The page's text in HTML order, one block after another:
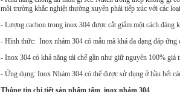
môi trường khắc nghiệt thường xuyên phải tiếp xúc với các
- Lượng cacbon trong inox 304 được cắt giảm một cách
- Hình thức: Inox nhám 304 có mẫu mã khá đa dạng đáp ứng
- Inox 304 có khả năng tái chế gần như giữ nguyên 100% giá
- Ứng dụng: Inox Nhám 304 có thể được sử dụng ở hầu hết
Thông tin chi tiết sản phẩm tấm inox nhám 304